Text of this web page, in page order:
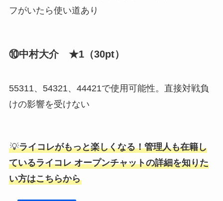
フがいたら使い道あり
⑩中村大介 ★1（30pt）
55311、54321、44421で使用可能性。直接対戦負
けの影響を受けない
💡ライコレがもっと楽しくなる！管理人も在籍し
ているライコレ オープンチャットの詳細を知りた
い方はこちらから